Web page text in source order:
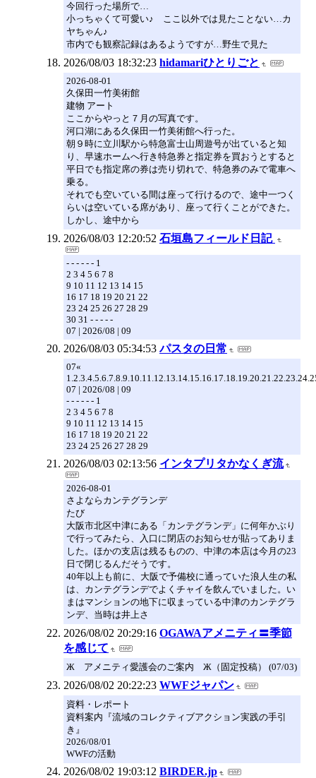
今回行った場所で…
小っちゃくて可愛い♪ ここ以外では見たことない…カ
ヤちゃん♪
市内でも観察記録はあるようですが…野生で見た
2026/08/03 18:32:23 hidamariひとりごと
2026-08-01
久保田一竹美術館
建物 アート
ここからやっと７月の写真です。
河口湖にある久保田一竹美術館へ行った。
朝９時に立川駅から特急富士山周遊号が出ていると知
り、早速ホームへ行き特急券と指定券を買おうとすると
平日でも指定席の券は売り切れで、特急券のみで電車へ
乗る。
それでも空いている間は座って行けるので、途中一つく
らいは空いている席があり、座って行くことができた。
しかし、途中から
2026/08/03 12:20:52 石垣島フィールド日記
- - - - - - 1
2 3 4 5 6 7 8
9 10 11 12 13 14 15
16 17 18 19 20 21 22
23 24 25 26 27 28 29
30 31 - - - - -
07 | 2026/08 | 09
2026/08/03 05:34:53 パスタの日常
07«
07 | 2026/08 | 09
- - - - - - 1
2 3 4 5 6 7 8
9 10 11 12 13 14 15
16 17 18 19 20 21 22
23 24 25 26 27 28 29
2026/08/03 02:13:56 インタプリタかなくぎ流
2026-08-01
さよならカンテグランデ
たび
大阪市北区中津にある「カンテグランデ」に何年かぶり
で行ってみたら、入口に閉店のお知らせが貼ってありま
した。ほかの支店は残るものの、中津の本店は今月の23
日で閉じるんだそうです。
40年以上も前に、大阪で予備校に通っていた浪人生の私
は、カンテグランデでよくチャイを飲んでいました。い
まはマンションの地下に収まっている中津のカンテグラ
ンデ、当時は井上さ
2026/08/02 20:29:16 OGAWAアメニティ〓季節
を感じて
Ж アメニティ愛護会のご案内 Ж（固定投稿） (07/03)
2026/08/02 20:22:23 WWFジャパン
資料・レポート
資料案内『流域のコレクティブアクション実践の手引
き』
2026/08/01
WWFの活動
2026/08/02 19:03:12 BIRDER.jp